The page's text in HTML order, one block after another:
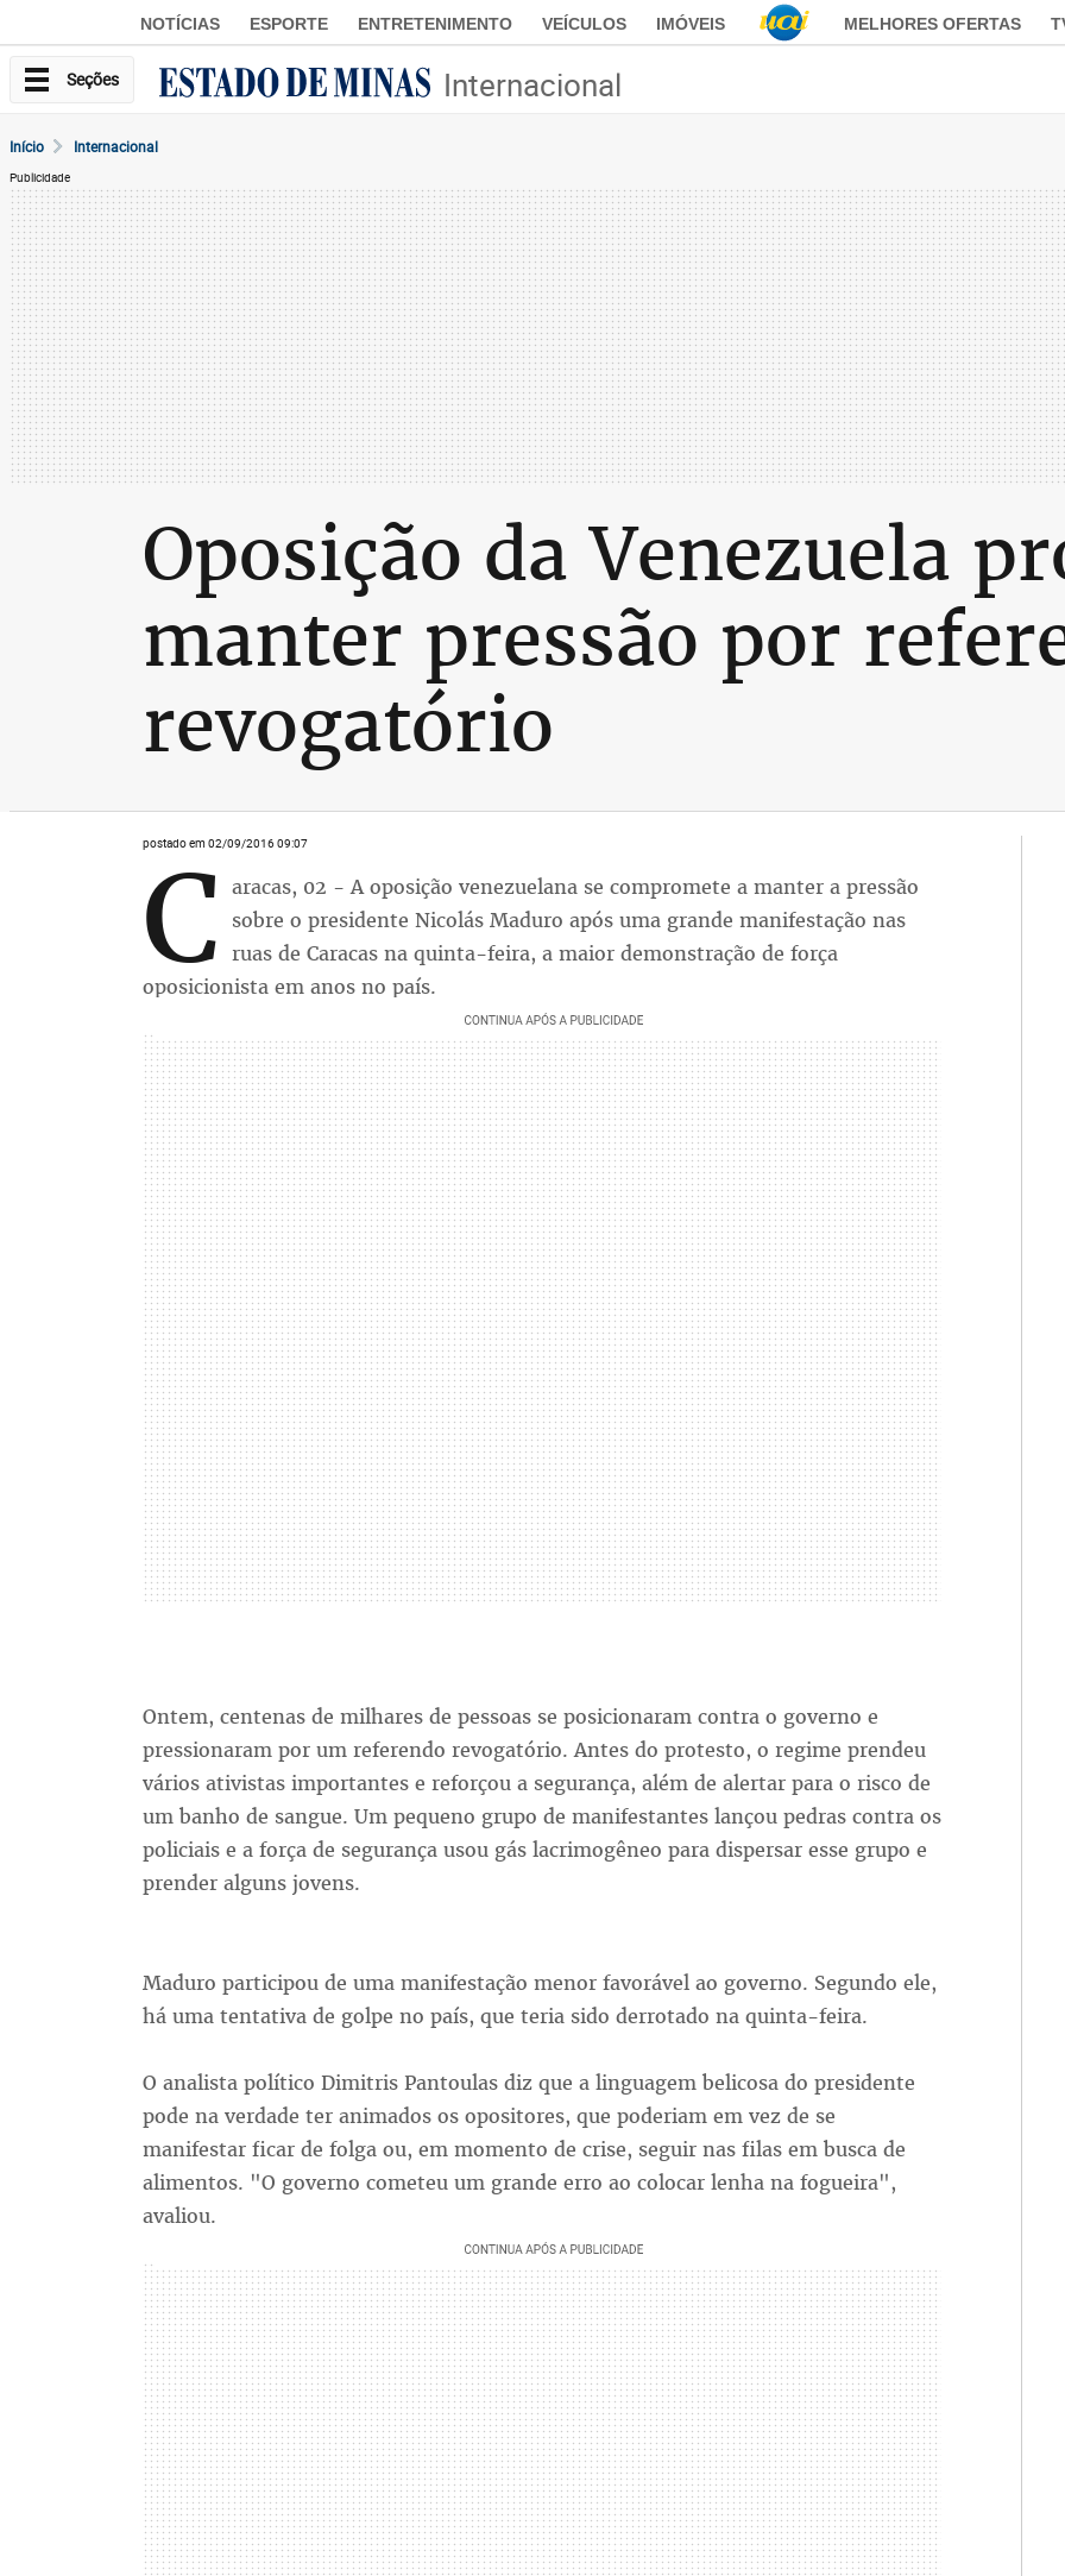
NOTÍCIAS ESPORTE ENTRETENIMENTO VEÍCULOS IMÓVEIS MELHORES OFERTAS
Seções Internacional
Início Internacional
Publicidade
Oposição da Venezuela
manter pressão por
revogatório
postado em 02/09/2016 09:07
C aracas, 02 - A oposição venezuelana se compromete a manter a pressão
sobre o presidente Nicolás Maduro após uma grande manifestação nas
ruas de Caracas na quinta-feira, a maior demonstração de força
oposicionista em anos no país.
Ontem, centenas de milhares de pessoas se posicionaram contra o governo e
pressionaram por um referendo revogatório. Antes do protesto, o regime prendeu
vários ativistas importantes e reforçou a segurança, além de alertar para o risco de
um banho de sangue. Um pequeno grupo de manifestantes lançou pedras contra os
policiais e a força de segurança usou gás lacrimogêneo para dispersar esse grupo e
prender alguns jovens.
Maduro participou de uma manifestação menor favorável ao governo. Segundo ele,
há uma tentativa de golpe no país, que teria sido derrotado na quinta-feira.
O analista político Dimitris Pantoulas diz que a linguagem belicosa do presidente
pode na verdade ter animados os opositores, que poderiam em vez de se
manifestar ficar de folga ou, em momento de crise, seguir nas filas em busca de
alimentos. "O governo cometeu um grande erro ao colocar lenha na fogueira",
avaliou.